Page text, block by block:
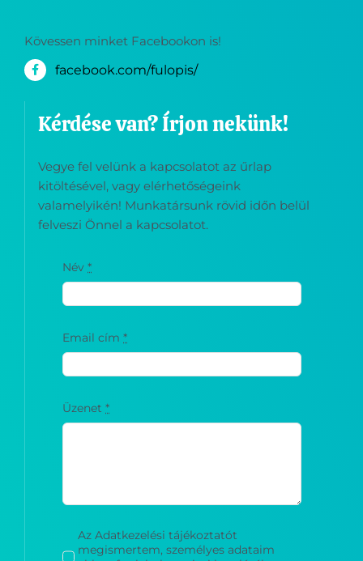
Kövessen minket Facebookon is!
facebook.com/fulopis/
Kérdése van? Írjon nekünk!
Vegye fel velünk a kapcsolatot az űrlap
kitöltésével, vagy elérhetőségeink
valamelyikén! Munkatársunk rövid időn belül
felveszi Önnel a kapcsolatot.
Név*
Email cím*
Üzenet*
Az Adatkezelési tájékoztatót
megismertem, személyes adataim